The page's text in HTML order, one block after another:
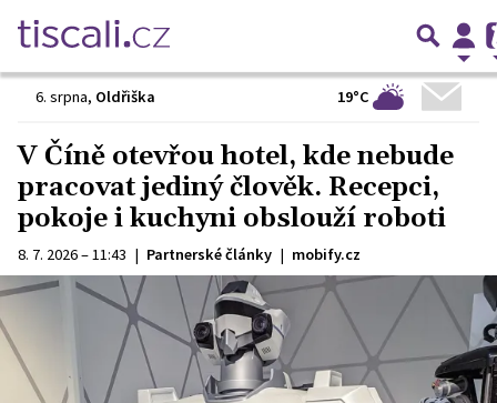
6. srpna, Oldřiška 19°C
V Číně otevřou hotel, kde nebude
pracovat jediný člověk. Recepci,
pokoje i kuchyni obslouží roboti
8. 7. 2026 – 11:43 | Partnerské články | mobify.cz